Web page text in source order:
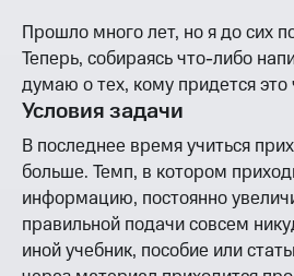
Прошло много лет, но я до сих
Теперь, собираясь что-либо
думаю о тех, кому придется это
Условия задачи
В последнее время учиться
больше. Темп, в котором
информацию, постоянно
правильной подачи совсем
иной учебник, пособие или